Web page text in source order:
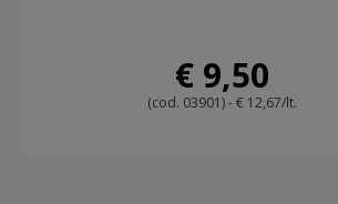
€ 9,50
(cod. 03901) - € 12,67/lt.